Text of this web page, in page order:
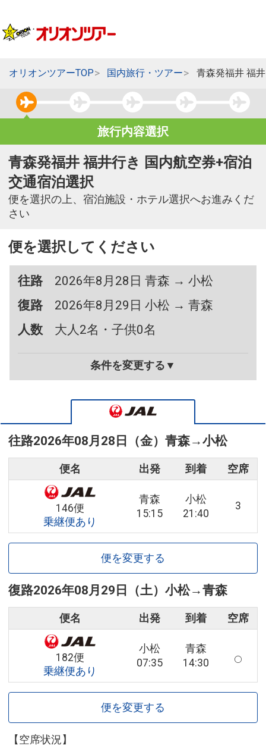
オリオンツアーTOP 国内旅行・ツアー 青森発福井 福
旅行内容選択
青森発福井 福井行き 国内航空券+宿泊
交通宿泊選択
便を選択の上、宿泊施設・ホテル選択へお進みくだ
さい
便を選択してください
往路
2026年8月28日 青森 → 小松
復路
2026年8月29日 小松 → 青森
人数
大人2名・子供0名
条件を変更する▼
往路2026年08月28日（金） 青森→小松
便名 出発 到着 空席
146便
乗継便あり
青森
15:15
小松
21:40
3
便を変更する
復路2026年08月29日（土） 小松→青森
便名 出発 到着 空席
182便
乗継便あり
小松
07:35
青森
14:30
便を変更する
【空席状況】